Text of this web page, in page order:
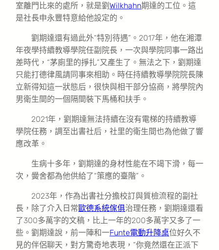
室離門比來的處所，就是劉 Wilkhahn期達的工位。這
是社長申永豐特意給他設定的。
劉期達還有過此外“特別待遇”。2017年，他在湘潭
年夜學持續教導學院任副院長，一次與學院同事一路出
差時代，“茅廁里的掙扎”又產生了。無法之下，劉期達
只能打德律風請同事來相助。時任持續教導學院院長陳
立新得知這一狀態后，很快與相干部分協商，將學院內
男衛生間的一個隔間裝下馬桶和扶手。
2021年，劉期達無法持續在沒有電梯的持續教導
學院任務，調至出書社后，社里的衛生間也為他做了響
應改革。
生病十多年，劉期達的身材性能在不竭下滑，每一
次，黌舍都為他供給了“策應的臺階”。
2023年，作為出書社分擔校訂與質檢流程的副社
長，除了介入日常歐德系統傢俱治理任務，劉期達還看
了300多萬字的文稿，比上一年的200多萬字又多了一
些。劉期達說，前一陣和一Funte電動升降桌位好久不
見的伴侶聊天，對方驚奇地表現，“你竟然還在正派下